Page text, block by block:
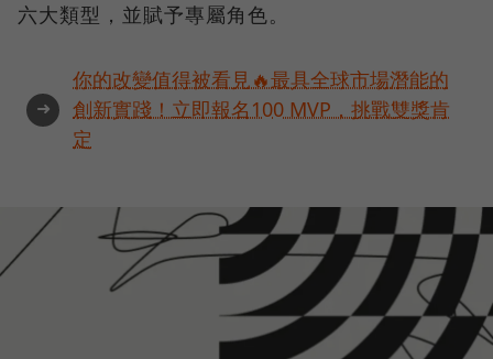
六大類型，並賦予專屬角色。
➜
你的改變值得被看見🔥最具全球市場潛能的
創新實踐！立即報名100 MVP，挑戰雙獎肯
定